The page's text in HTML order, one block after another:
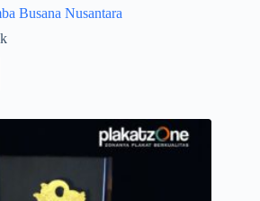
Busana Nusantara